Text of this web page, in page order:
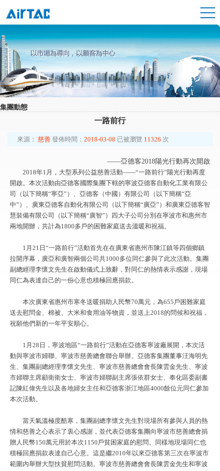
集團動態
一路前行
來源： 慈善 發佈時間： 2018-03-08 已被瀏覽 11326 次
——亞德客2018陽光行動再次開啟
2018年1月，大型系列公益慈善活動——“一路前行”陽光行動再度
開啟。本次活動由亞德客國際集團下轄的寧波亞德客自動化工業有限公
司（以下簡稱“寧亞”）、亞德客（中國）有限公司（以下簡稱“亞
中”）、廣東亞德客自動化有限公司（以下簡稱“廣亞”）和廣東亞德客智
慧裝備有限公司（以下簡稱“廣智”）四大子公司分別在寧波市和惠州市
兩地開辦，共計為1800多戶的困難家庭送去溫暖和祝福。
1月21日“一路前行”活動首先在在廣東省惠州市陳江鎮等四個鄉鎮
拉開序幕，廣亞和廣智兩個公司共1000多位同仁參與了此次活動。集團
副總經理李懷文先生在啟動儀式上致辭，對同仁的熱情表示感謝，現場
同仁為表達自己的一份心意也積極回應捐款。
本次廣東省惠州市寒冬送暖捐助人民幣70萬元，為655戶困難家庭
送去慰問金、棉被、大米和食用油等物資，並送上2018的問候和祝福，
祝願他們新的一年平安順心。
1月28日，寧波地區“一路前行”活動在亞德客寧波廠展開，本次活
動與寧波市婦聯、寧波市慈善總會聯合舉辦。亞德客集團董事汪海明先
生、集團副總經理李懷文先生、寧波市慈善總會會長陳雲金先生、寧波
市婦聯主席顧衛衛女士、寧波市婦聯副主席張依群女士、奉化區委副書
記陳紅偉先生以及各地婦女主任和亞德客浙江地區4000餘位元同仁參加
本次活動。
當天氣溫極度酷寒，集團副總李懷文先生對現場所有參與人員的熱
情和慈善之心表示了衷心感謝，並代表亞德客集團向寧波市慈善總會捐
贈人民幣150萬元用於本次1150戶貧困家庭的慰問。同樣地現場同仁也
積極回應捐款表達自己心意。這是繼2010年以來亞德客第三次在寧波市
範圍內舉辦大型扶貧慰問活動。寧波市慈善總會會長陳雲金先生和寧波